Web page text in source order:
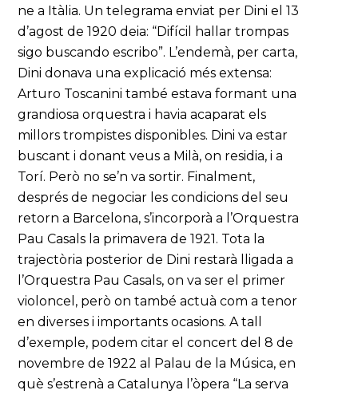
ne a Itàlia. Un telegrama enviat per Dini el 13
d’agost de 1920 deia: “Difícil hallar trompas
sigo buscando escribo”. L’endemà, per carta,
Dini donava una explicació més extensa:
Arturo Toscanini també estava formant una
grandiosa orquestra i havia acaparat els
millors trompistes disponibles. Dini va estar
buscant i donant veus a Milà, on residia, i a
Torí. Però no se’n va sortir. Finalment,
després de negociar les condicions del seu
retorn a Barcelona, s’incorporà a l’Orquestra
Pau Casals la primavera de 1921. Tota la
trajectòria posterior de Dini restarà lligada a
l’Orquestra Pau Casals, on va ser el primer
violoncel, però on també actuà com a tenor
en diverses i importants ocasions. A tall
d’exemple, podem citar el concert del 8 de
novembre de 1922 al Palau de la Música, en
què s’estrenà a Catalunya l’òpera “La serva